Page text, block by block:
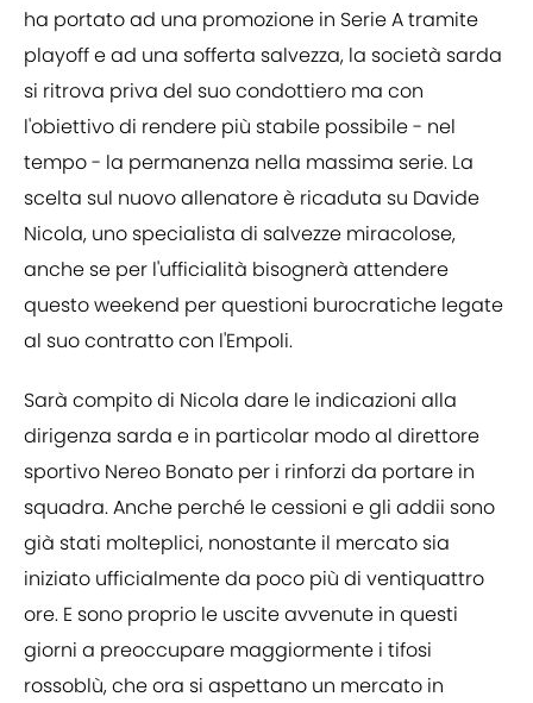
ha portato ad una promozione in Serie A tramite
playoff e ad una sofferta salvezza, la società sarda
si ritrova priva del suo condottiero ma con
l'obiettivo di rendere più stabile possibile - nel
tempo - la permanenza nella massima serie. La
scelta sul nuovo allenatore è ricaduta su Davide
Nicola, uno specialista di salvezze miracolose,
anche se per l'ufficialità bisognerà attendere
questo weekend per questioni burocratiche legate
al suo contratto con l'Empoli.
Sarà compito di Nicola dare le indicazioni alla
dirigenza sarda e in particolar modo al direttore
sportivo Nereo Bonato per i rinforzi da portare in
squadra. Anche perché le cessioni e gli addii sono
già stati molteplici, nonostante il mercato sia
iniziato ufficialmente da poco più di ventiquattro
ore. E sono proprio le uscite avvenute in questi
giorni a preoccupare maggiormente i tifosi
rossoblù, che ora si aspettano un mercato in